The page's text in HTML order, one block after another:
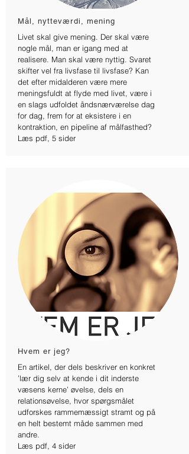
Mål, nytteværdi, mening
Livet skal give mening. Der skal være
nogle mål, man er igang med at
realisere. Man skal være nyttig. Svaret
skifter vel fra livsfase til livsfase? Kan
det efter midalderen være mere
meningsfuldt at flyde med livet, være i
en slags udfoldet åndsnærværelse dag
for dag, frem for at eksistere i en
kontraktion, en pipeline af målfasthed?
Læs pdf, 5 sider
Hvem er jeg?
En artikel, der dels beskriver en konkret
’lær dig selv at kende i dit inderste
væsens kerne’ øvelse, dels en
relationsøvelse, hvor spørgsmålet
udforskes rammemæssigt stramt og på
en helt bestemt måde sammen med
andre.
Læs pdf, 4 sider